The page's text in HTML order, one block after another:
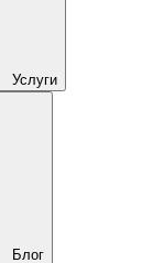
Услуги
Блог